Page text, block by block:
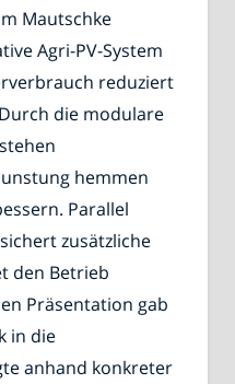
Mautschke
Agri-PV-System
reduziert
die modulare
hemmen
Parallel
zusätzliche
den Betrieb
Präsentation gab
in die
anhand konkreter